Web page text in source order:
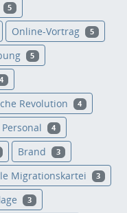
5
Online-Vortrag 5
5
4
Revolution 4
Personal 4
Brand 3
Migrationskartei 3
3